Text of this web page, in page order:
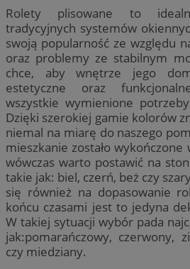
Rolety plisowane to
tradycyjnych systemów
swoją popularność ze względu
oraz problemy ze stabilnym
chce, aby wnętrze jego
estetyczne oraz
wszystkie wymienione
Dzięki szerokiej gamie kolorów
niemal na miarę do naszego
mieszkanie zostało
wówczas warto postawić na
takie jak: biel, czerń, beż czy
się również na dopasowanie
końcu czasami jest to jedyna
W takiej sytuacji wybór pada
jak:pomarańczowy, czerwony,
czy miedziany.